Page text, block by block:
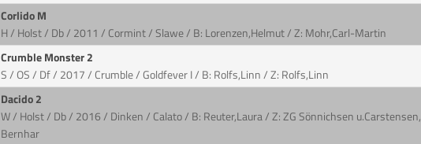
Corlido M
H / Holst / Db / 2011 / Cormint / Slawe / B: Lorenzen,Helmut / Z: Mohr,Carl-Martin
Crumble Monster 2
S / OS / Df / 2017 / Crumble / Goldfever I / B: Rolfs,Linn / Z: Rolfs,Linn
Dacido 2
W / Holst / Db / 2016 / Dinken / Calato / B: Reuter,Laura / Z: ZG Sönnichsen u.Carstensen,
Bernhar